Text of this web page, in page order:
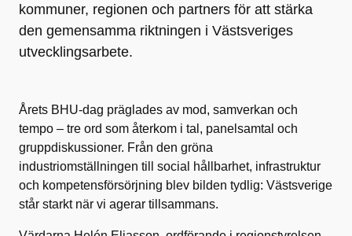
kommuner, regionen och partners för att stärka
den gemensamma riktningen i Västsveriges
utvecklingsarbete.
Årets BHU-dag präglades av mod, samverkan och
tempo – tre ord som återkom i tal, panelsamtal och
gruppdiskussioner. Från den gröna
industriomställningen till social hållbarhet, infrastruktur
och kompetensförsörjning blev bilden tydlig: Västsverige
står starkt när vi agerar tillsammans.